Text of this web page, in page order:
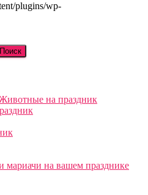
на праздник
мариачи на вашем празднике